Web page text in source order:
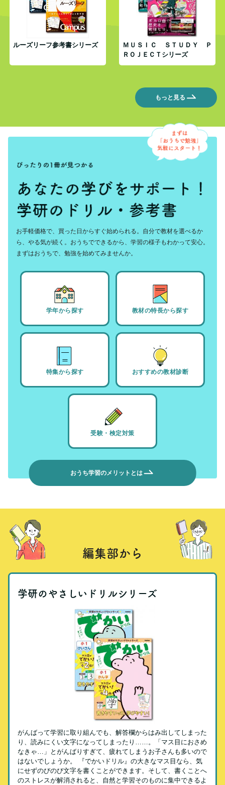
ルーズリーフ参考書シリーズ
ＭＵＳＩＣ ＳＴＵＤＹ Ｐ
ＲＯＪＥＣＴシリーズ
もっと見る
お手軽価格で、買った日からすぐ始められる。自分で教材を選べるか
ら、やる気が続く。おうちでできるから、学習の様子もわかって安心。
まずはおうちで、勉強を始めてみませんか。
学年から探す 教材の特長から探す
特集から探す おすすめの教材診断
受験・検定対策
おうち学習のメリットとは
編集部から
学研のやさしいドリルシリーズ
がんばって学習に取り組んでも、解答欄からはみ出してしまった
り、読みにくい文字になってしまったり……。「マス目におさめ
なきゃ…」とがんばりすぎて、疲れてしまうお子さんも多いので
はないでしょうか。 『でかいドリル』の大きなマス目なら、気
にせずのびのび文字を書くことができます。そして、書くことへ
のストレスが解消されると、自然と学習そのものに集中できるよ